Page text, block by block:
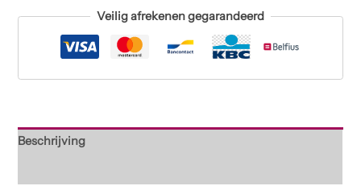
Veilig afrekenen gegarandeerd
Beschrijving